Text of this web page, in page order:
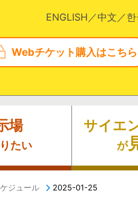
ENGLISH 中文
Webチケット購入はこちら
場
りたい
サイエ
が
ジュール 2025-01-25